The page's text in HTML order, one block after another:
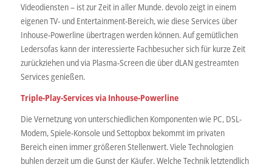
Videodiensten – ist zur Zeit in aller Munde. devolo zeigt in einem
eigenen TV- und Entertainment-Bereich, wie diese Services über
Inhouse-Powerline übertragen werden können. Auf gemütlichen
Ledersofas kann der interessierte Fachbesucher sich für kurze Zeit
zurückziehen und via Plasma-Screen die über dLAN gestreamten
Services genießen.
Triple-Play-Services via Inhouse-Powerline
Die Vernetzung von unterschiedlichen Komponenten wie PC, DSL-
Modem, Spiele-Konsole und Settopbox bekommt im privaten
Bereich einen immer größeren Stellenwert. Viele Technologien
buhlen derzeit um die Gunst der Käufer. Welche Technik letztendlich